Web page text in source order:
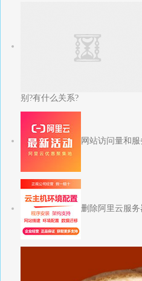
别?有什么关系?
网站访问量和
删除阿里云服务